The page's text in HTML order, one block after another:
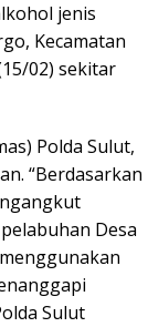
jenis
Kecamatan
02) sekitar
Polda Sulut,
“Berdasarkan
Desa
Sulut